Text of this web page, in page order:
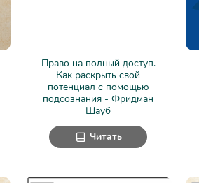
Право на полный доступ.
Как раскрыть свой
потенциал с помощью
подсознания - Фридман
Шауб
Читать